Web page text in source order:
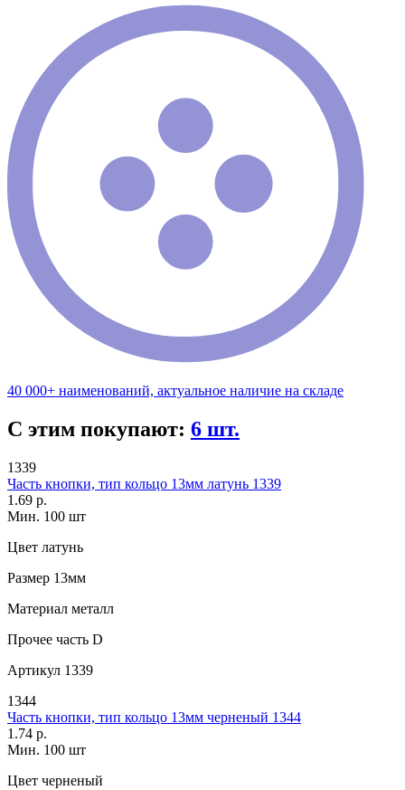
40 000+ наименований, актуальное наличие на складе
С этим покупают: 6 шт.
1339
Часть кнопки, тип кольцо 13мм латунь 1339
1.69 р.
Мин. 100 шт
Цвет латунь
Размер 13мм
Материал металл
Прочее часть D
Артикул 1339
1344
Часть кнопки, тип кольцо 13мм черненый 1344
1.74 р.
Мин. 100 шт
Цвет черненый